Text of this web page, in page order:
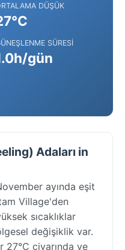
DÜŞÜK
SÜRESI
gün
Adaları in
ayında eşit
Village'den
sıcaklıklar
değişiklik var.
27°C civarında ve